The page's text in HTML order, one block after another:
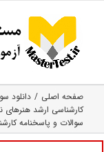
content
صفحه اصلی
دانلود
کارشناسی ارشد هنرهای
سوالات و پاسخنامه